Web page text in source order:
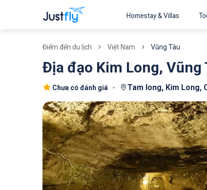
Homestay & Villas
Điểm đến du lịch Việt Nam Vũng Tàu
Địa đạo Kim Long, Vũng
Chưa có đánh giá Tam long, Kim Long,